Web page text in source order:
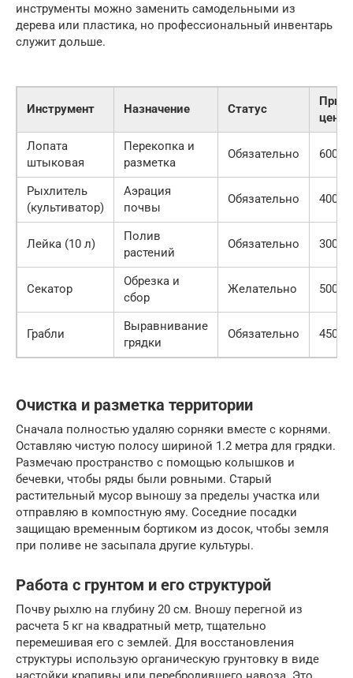
инструменты можно заменить самодельными из
дерева или пластика, но профессиональный инвентарь
служит дольше.
Инструмент Назначение Статус
цена
Лопата
штыковая
Перекопка и
разметка
Обязательно 600
Рыхлитель
(культиватор)
Аэрация
почвы
Обязательно 400
Лейка (10 л)
Полив
растений
Обязательно 300
Секатор
Обрезка и
сбор
Желательно 500
Грабли
Выравнивание
грядки
Обязательно 450
Очистка и разметка территории
Сначала полностью удаляю сорняки вместе с корнями.
Оставляю чистую полосу шириной 1.2 метра для грядки.
Размечаю пространство с помощью колышков и
бечевки, чтобы ряды были ровными. Старый
растительный мусор выношу за пределы участка или
отправляю в компостную яму. Соседние посадки
защищаю временным бортиком из досок, чтобы земля
при поливе не засыпала другие культуры.
Работа с грунтом и его структурой
Почву рыхлю на глубину 20 см. Вношу перегной из
расчета 5 кг на квадратный метр, тщательно
перемешивая его с землей. Для восстановления
структуры использую органическую грунтовку в виде